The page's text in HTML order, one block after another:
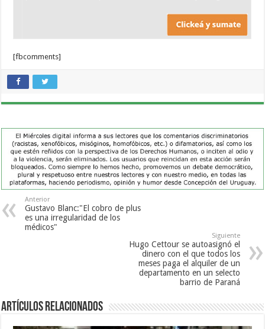
[fbcomments]
Anterior
Gustavo Blanc:"El cobro de plus
es una irregularidad de los
médicos"
Siguiente
Hugo Cettour se autoasignó el
dinero con el que todos los
meses paga el alquiler de un
departamento en un selecto
barrio de Paraná
Artículos Relacionados